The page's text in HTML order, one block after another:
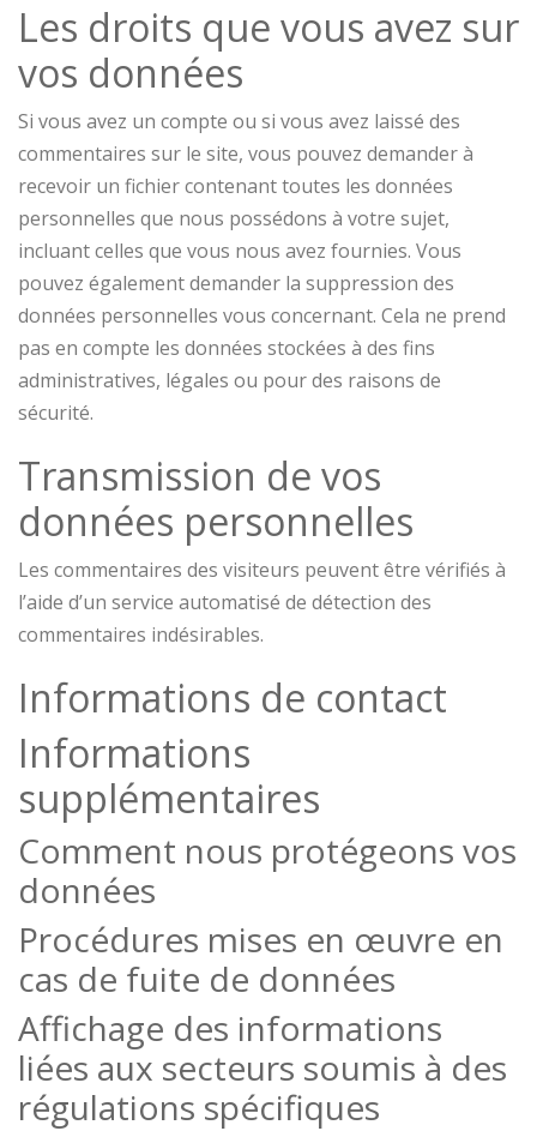
Les droits que vous avez sur
vos données
Si vous avez un compte ou si vous avez laissé des
commentaires sur le site, vous pouvez demander à
recevoir un fichier contenant toutes les données
personnelles que nous possédons à votre sujet,
incluant celles que vous nous avez fournies. Vous
pouvez également demander la suppression des
données personnelles vous concernant. Cela ne prend
pas en compte les données stockées à des fins
administratives, légales ou pour des raisons de
sécurité.
Transmission de vos
données personnelles
Les commentaires des visiteurs peuvent être vérifiés à
l’aide d’un service automatisé de détection des
commentaires indésirables.
Informations de contact
Informations
supplémentaires
Comment nous protégeons vos
données
Procédures mises en œuvre en
cas de fuite de données
Affichage des informations
liées aux secteurs soumis à des
régulations spécifiques